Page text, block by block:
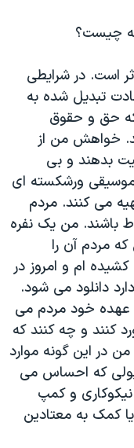
چیست؟
است. در شرایطی
تبدیل شده به
حق و حقوق
خواهش من از
بدهند و بی
موسیقی ورشکسته ای
می کنند. مردم
باشند. من یک نفره
مردم آن را
ام و امروز در
دانلود می شود.
عهده خود مردم می
کنند و چه کنند که
در این گونه موارد
پولی که احساس می
و کمپ
کمک به معتادین